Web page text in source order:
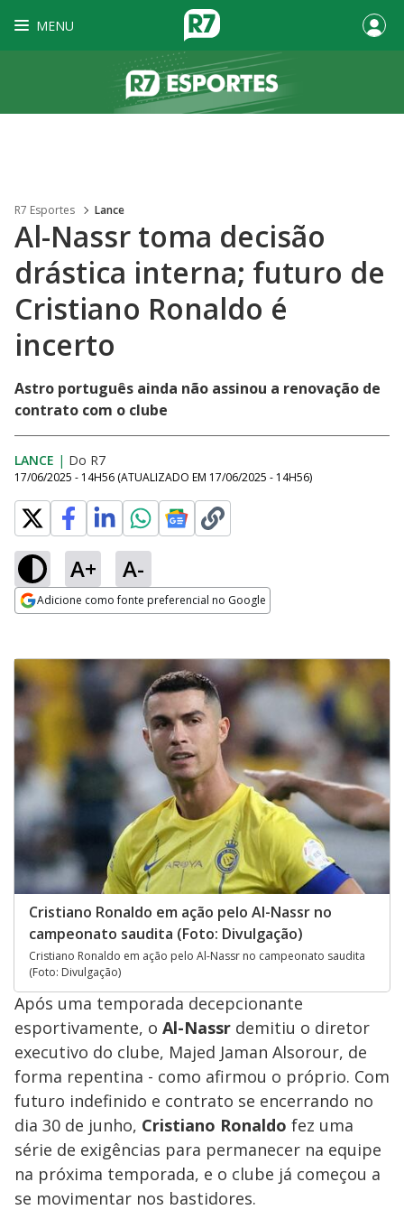
MENU
R7 Esportes Lance
Al-Nassr toma decisão
drástica interna; futuro de
Cristiano Ronaldo é
incerto
Astro português ainda não assinou a renovação de
contrato com o clube
LANCE | Do R7
17/06/2025 - 14H56 (ATUALIZADO EM 17/06/2025 - 14H56)
A+ A-
Adicione como fonte preferencial no Google
Cristiano Ronaldo em ação pelo Al-Nassr no
campeonato saudita (Foto: Divulgação)
Cristiano Ronaldo em ação pelo Al-Nassr no campeonato saudita
(Foto: Divulgação)
Após uma temporada decepcionante
esportivamente, o Al-Nassr demitiu o diretor
executivo do clube, Majed Jaman Alsorour, de
forma repentina - como afirmou o próprio. Com
futuro indefinido e contrato se encerrando no
dia 30 de junho, Cristiano Ronaldo fez uma
série de exigências para permanecer na equipe
na próxima temporada, e o clube já começou a
se movimentar nos bastidores.